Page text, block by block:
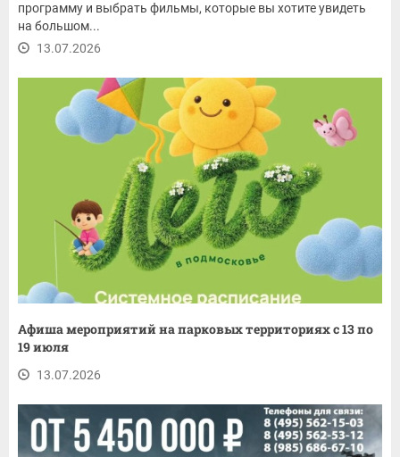
программу и выбрать фильмы, которые вы хотите увидеть
на большом...
13.07.2026
Афиша мероприятий на парковых территориях с 13 по
19 июля
13.07.2026